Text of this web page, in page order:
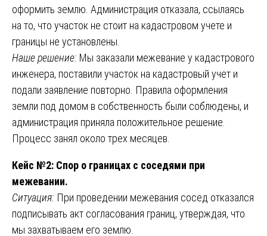
оформить землю. Администрация отказала, ссылаясь
на то, что участок не стоит на кадастровом учете и
границы не установлены.
Наше решение: Мы заказали межевание у кадастрового
инженера, поставили участок на кадастровый учет и
подали заявление повторно. Правила оформления
земли под домом в собственность были соблюдены, и
администрация приняла положительное решение.
Процесс занял около трех месяцев.
Кейс №2: Спор о границах с соседями при
межевании.
Ситуация: При проведении межевания сосед отказался
подписывать акт согласования границ, утверждая, что
мы захватываем его землю.